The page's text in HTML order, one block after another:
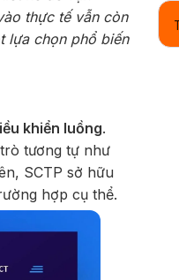
thực tế vẫn còn
lựa chọn phổ biến
khiển luồng.
tương tự như
SCTP sở hữu
hợp cụ thể.